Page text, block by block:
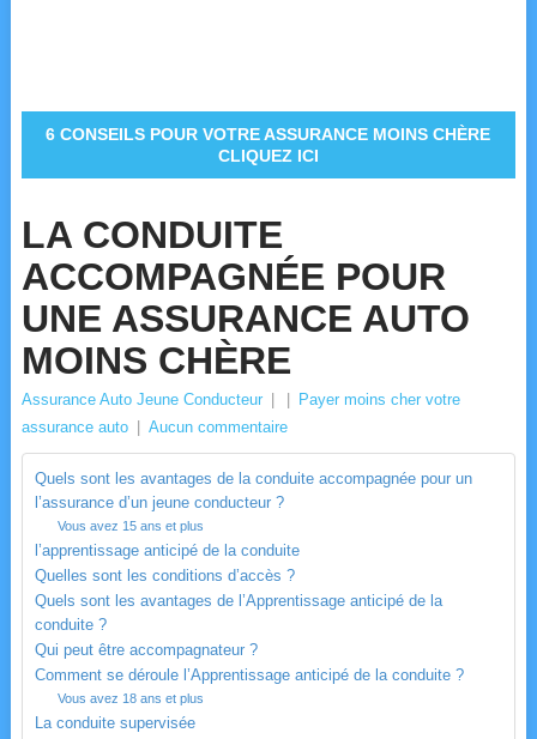
6 CONSEILS POUR VOTRE ASSURANCE MOINS CHÈRE
CLIQUEZ ICI
LA CONDUITE
ACCOMPAGNÉE POUR
UNE ASSURANCE AUTO
MOINS CHÈRE
Assurance Auto Jeune Conducteur
Payer moins cher votre
assurance auto
Aucun commentaire
Quels sont les avantages de la conduite accompagnée pour un
l’assurance d’un jeune conducteur ?
Vous avez 15 ans et plus
l’apprentissage anticipé de la conduite
Quelles sont les conditions d’accès ?
Quels sont les avantages de l’Apprentissage anticipé de la
conduite ?
Qui peut être accompagnateur ?
Comment se déroule l’Apprentissage anticipé de la conduite ?
Vous avez 18 ans et plus
La conduite supervisée